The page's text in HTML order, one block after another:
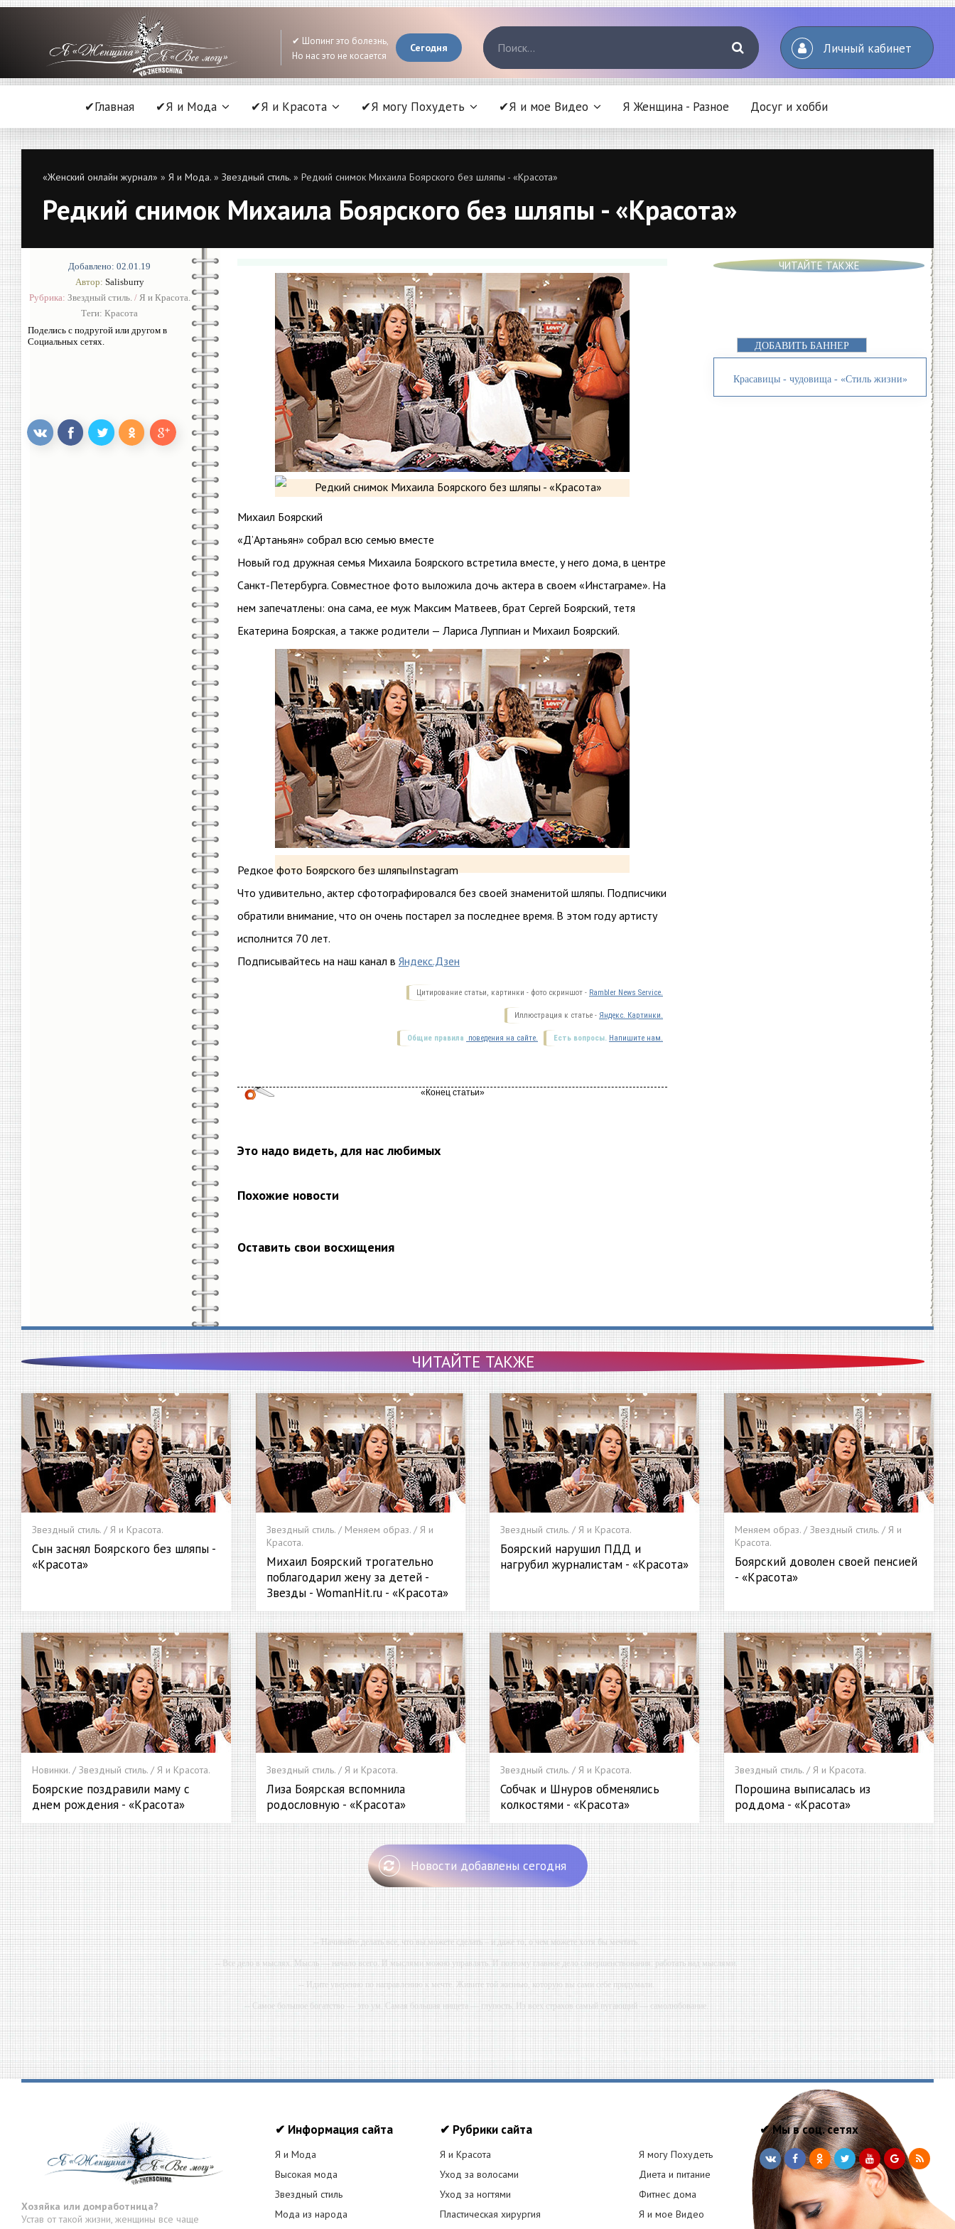
✔ Шопинг это болезнь,
Но нас это не косается
Сегодня Личный кабинет
✔Главная ✔Я и Мода ✔Я и Красота ✔Я могу Похудеть ✔Я и мое Видео Я Женщина - Разное Досуг и хобби
«Женский онлайн журнал» » Я и Мода. » Звездный стиль. » Редкий снимок Михаила Боярского без шляпы - «Красота»
Редкий снимок Михаила Боярского без шляпы - «Красота»
Добавлено: 02.01.19
Автор: Salisburry
Рубрика: Звездный стиль./ Я и Красота.
Теги: Красота
Поделись с подругой или другом в
Социальных сетях.
Михаил Боярский
«Д’Артаньян» собрал всю семью вместе
Новый год дружная семья Михаила Боярского встретила вместе, у него дома, в центре
Санкт-Петербурга. Совместное фото выложила дочь актера в своем «Инстаграме». На
нем запечатлены: она сама, ее муж Максим Матвеев, брат Сергей Боярский, тетя
Екатерина Боярская, а также родители — Лариса Луппиан и Михаил Боярский.
Редкое фото Боярского без шляпыInstagram
Что удивительно, актер сфотографировался без своей знаменитой шляпы. Подписчики
обратили внимание, что он очень постарел за последнее время. В этом году артисту
исполнится 70 лет.
Подписывайтесь на наш канал в Яндекс.Дзен
Цитирование статьи, картинки - фото скриншот - Rambler News Service.
Иллюстрация к статье - Яндекс. Картинки.
Есть вопросы. Напишите нам.
Общие правила поведения на сайте.
Это надо видеть, для нас любимых
Похожие новости
Оставить свои восхищения
ЧИТАЙТЕ ТАКЖЕ
ДОБАВИТЬ БАННЕР
Красавицы - чудовища - «Стиль жизни»
ЧИТАЙТЕ ТАКЖЕ
Звездный стиль. / Я и Красота.
Сын заснял Боярского без шляпы -
«Красота»
Звездный стиль. / Меняем образ. / Я и
Красота.
Михаил Боярский трогательно
поблагодарил жену за детей -
Звезды - WomanHit.ru - «Красота»
Звездный стиль. / Я и Красота.
Боярский нарушил ПДД и
нагрубил журналистам - «Красота»
Меняем образ. / Звездный стиль. / Я и
Красота.
Боярский доволен своей пенсией
- «Красота»
Новинки. / Звездный стиль. / Я и Красота.
Боярские поздравили маму с
днем рождения - «Красота»
Звездный стиль. / Я и Красота.
Лиза Боярская вспомнила
родословную - «Красота»
Звездный стиль. / Я и Красота.
Собчак и Шнуров обменялись
колкостями - «Красота»
Звездный стиль. / Я и Красота.
Порошина выписалась из
роддома - «Красота»
Новости добавлены сегодня
-- Начинайте делать все, что вы можете сделать – и даже то, о чем можете хотя бы мечтать.
-- Все дело в мыслях. Мысль — начало всего. И мыслями можно управлять. И поэтому главное дело совершенствования: работать над мыслями.
-- Идите уверенно по направлению к мечте. Живите той жизнью, которую вы сами себе придумали.
-- Самое большое богатство — это ум. Самая большая нищета — глупость. Из всех страхов самый пугающий — самолюбование.
Хозяйка или домработница?
Устав от такой жизни, женщины все чаще
✔ Информация сайта
Я и Мода
Высокая мода
Звездный стиль
Мода из народа
✔ Рубрики сайта
Я и Красота
Уход за волосами
Уход за ногтями
Пластическая хирургия
Я могу Похудеть
Диета и питание
Фитнес дома
Я и мое Видео
✔ Мы в соц. сетях